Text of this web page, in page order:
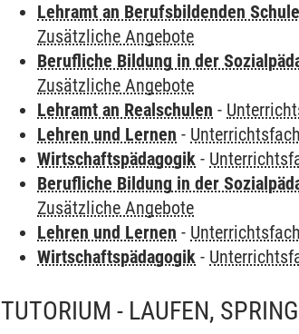
Lehramt an Berufsbildenden
Zusätzliche Angebote
Berufliche Bildung in der
Zusätzliche Angebote
Lehramt an Realschulen -
Lehren und Lernen -
Wirtschaftspädagogik -
Berufliche Bildung in der
Zusätzliche Angebote
Lehren und Lernen -
Wirtschaftspädagogik -
TUTORIUM - LAUFEN,